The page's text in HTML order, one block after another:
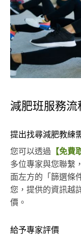
減肥班服務流
提出找尋減肥教練
您可以透過 【免費
多位專家與您聯繫
面左方的「篩選條
您，提供的資訊越
價。
給予專家評價